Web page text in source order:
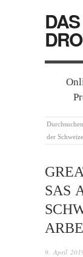
der
SAS
9. April